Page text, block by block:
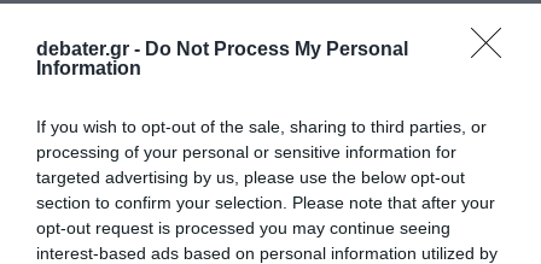
debater.gr - Do Not Process My Personal
Information
If you wish to opt-out of the sale, sharing to third parties, or
processing of your personal or sensitive information for
targeted advertising by us, please use the below opt-out
section to confirm your selection. Please note that after your
opt-out request is processed you may continue seeing
interest-based ads based on personal information utilized by
πεποίθηση των προέδρων αλλά και τη δική
μας.
Δουλεύουμε όλοι για τον Ολυμπιακό γιατί
θέλουμε να τον δούμε να προχωράει και οι
προσωπικές μας βλέψεις, φιλοδοξίες,